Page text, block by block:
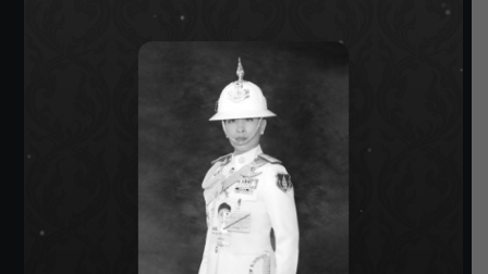
SIAMRATH VARIETY
THE BEST ENTERTAINMENT